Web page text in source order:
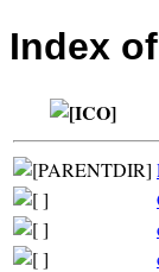
Index